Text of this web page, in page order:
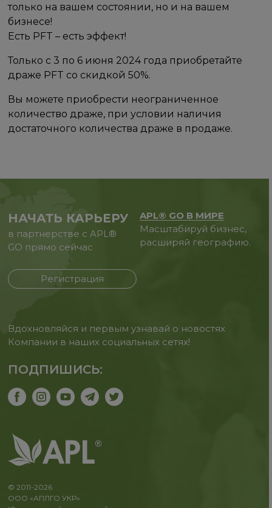
только на вашем состоянии, но и на вашем
бизнесе!
Есть PFT – есть эффект!
Только с 3 по 6 июня 2024 года приобретайте
драже PFT со скидкой 50%.
Вы можете приобрести неограниченное
количество драже, при условии наличия
достаточного количества драже в продаже.
НАЧАТЬ КАРЬЕРУ
в партнерстве с APL®
GO прямо сейчас
Регистрация
APL® GO В МИРЕ
Масштабируй бизнес,
расширяй географию.
Вдохновляйся и первым узнавай о новостях
Компании в наших социальных сетях!
ПОДПИШИСЬ:
© 2011-2026
ООО «АПЛГО УКР»